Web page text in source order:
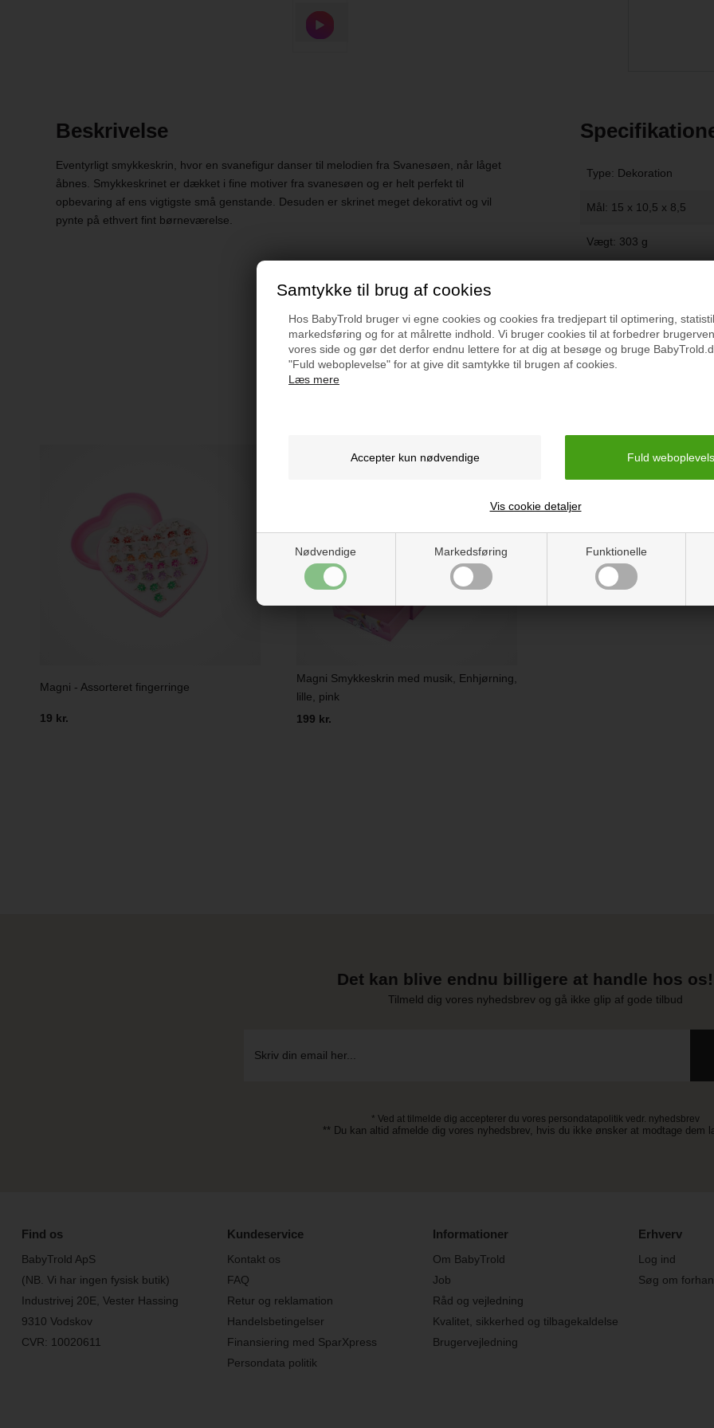
Samtykke til brug af cookies
Hos BabyTrold bruger vi egne cookies og cookies fra tredjepart til optimering,
markedsføring og for at målrette indhold. Vi bruger cookies til at forbedrer
vores side og gør det derfor endnu lettere for at dig at besøge og bruge
"Fuld weboplevelse" for at give dit samtykke til brugen af cookies.
Læs mere
Nødvendige Markedsføring Funktionelle
Vis cookie detaljer
Beskrivelse
Eventyrligt smykkeskrin, hvor en svanefigur danser til melodien fra Svanesøen, når låget
åbnes. Smykkeskrinet er dækket i fine motiver fra svanesøen og er helt perfekt til
opbevaring af ens vigtigste små genstande. Desuden er skrinet meget dekorativt og vil
pynte på ethvert fint børneværelse.
Type: Dekoration
Mål: 15 x 10,5 x 8,5
Vægt: 303 g
Magni - Assorteret fingerringe
19 kr.
Magni Smykkeskrin med musik, Enhjørning,
lille, pink
199 kr.
Det kan blive endnu billigere at handle hos
Tilmeld dig vores nyhedsbrev og gå ikke glip af gode tilbud
* Ved at tilmelde dig accepterer du vores persondatapolitik vedr. nyhedsbrev
** Du kan altid afmelde dig vores nyhedsbrev, hvis du ikke ønsker at modtage dem
Find os
BabyTrold ApS
(NB. Vi har ingen fysisk butik)
Industrivej 20E, Vester Hassing
9310 Vodskov
CVR: 10020611
Kundeservice
Kontakt os
FAQ
Retur og reklamation
Handelsbetingelser
Finansiering med SparXpress
Persondata politik
Informationer
Om BabyTrold
Job
Råd og vejledning
Kvalitet, sikkerhed og tilbagekaldelse
Brugervejledning
Erhverv
Log ind
Søg om